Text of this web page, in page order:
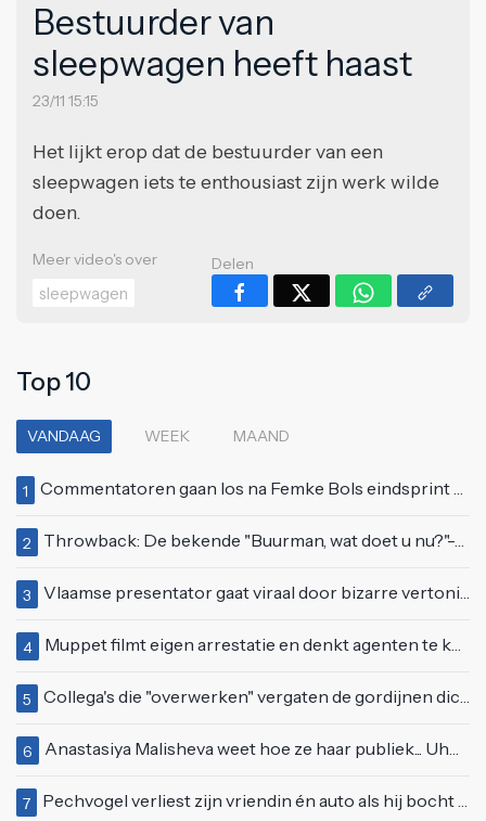
Bestuurder van
sleepwagen heeft haast
23/11 15:15
Het lijkt erop dat de bestuurder van een
sleepwagen iets te enthousiast zijn werk wilde
doen.
Meer video's over
sleepwagen
Delen
Top 10
VANDAAG WEEK MAAND
1 Commentatoren gaan los na Femke Bols eindsprint op 4x400 meter: FINKIE BO FINKIE BO!
2 Throwback: De bekende "Buurman, wat doet u nu?"-scène uit Flodder met Tatjana Šimić
3 Vlaamse presentator gaat viraal door bizarre vertoning op live televisie: "Helemaal stijf van de bloem"
4 Muppet filmt eigen arrestatie en denkt agenten te kunnen laten schorsen: "Jullie krijgen maandje vakantie"
5 Collega's die "overwerken" vergaten de gordijnen dicht te doen
6 Anastasiya Malisheva weet hoe ze haar publiek... Uhm, baby vermaakt
7 Pechvogel verliest zijn vriendin én auto als hij bocht te scherp neemt